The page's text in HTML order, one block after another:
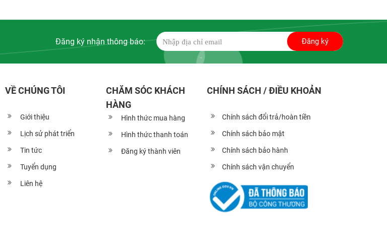
Đăng ký nhận thông báo: Đăng ký
VỀ CHÚNG TÔI
Giới thiệu
Lịch sử phát triển
Tin tức
Tuyển dụng
Liên hệ
CHĂM SÓC KHÁCH
HÀNG
Hình thức mua hàng
Hình thức thanh toán
Đăng ký thành viên
CHÍNH SÁCH / ĐIỀU KHOẢN
Chính sách đổi trả/hoàn tiền
Chính sách bảo mật
Chính sách bảo hành
Chính sách vận chuyển